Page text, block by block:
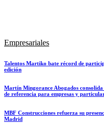
Empresariales
Talentos Martiko bate récord de
edición
Martín Mingorance Abogados consolida
de referencia para empresas y
MBF Construcciones refuerza su
Madrid